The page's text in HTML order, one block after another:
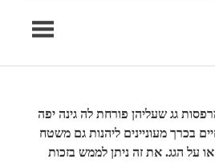
גג שעליהן פורחת לה גינה יפה
בכרך מעוניינים ליהנות גם משטח
הגג. את זה ניתן לממש בזכות